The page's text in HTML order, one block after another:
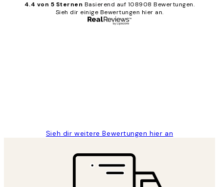
4.4 von 5 Sternen Basierend auf 108908 Bewertungen.
Sieh dir einige Bewertungen hier an.
Sieh dir weitere Bewertungen hier an